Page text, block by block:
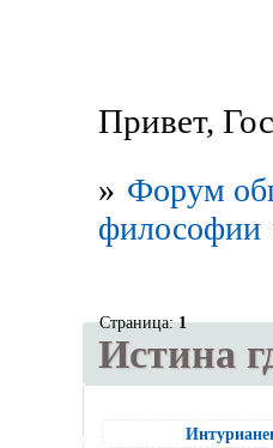
Привет,
» Форум
философии
Истина
Страница:1